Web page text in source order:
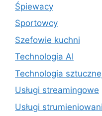
Śpiewacy
Sportowcy
Szefowie kuchni
Technologia AI
Technologia
Usługi streamingowe
Usługi